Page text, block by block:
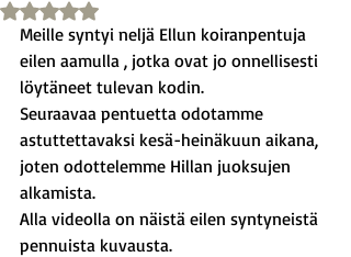
Arvostelun tähtimäärä: epäluku/5
Meille syntyi neljä Ellun koiranpentuja
eilen aamulla , jotka ovat jo onnellisesti
löytäneet tulevan kodin.
Seuraavaa pentuetta odotamme
astuttettavaksi kesä-heinäkuun aikana,
joten odottelemme Hillan juoksujen
alkamista.
Alla videolla on näistä eilen syntyneistä
pennuista kuvausta.